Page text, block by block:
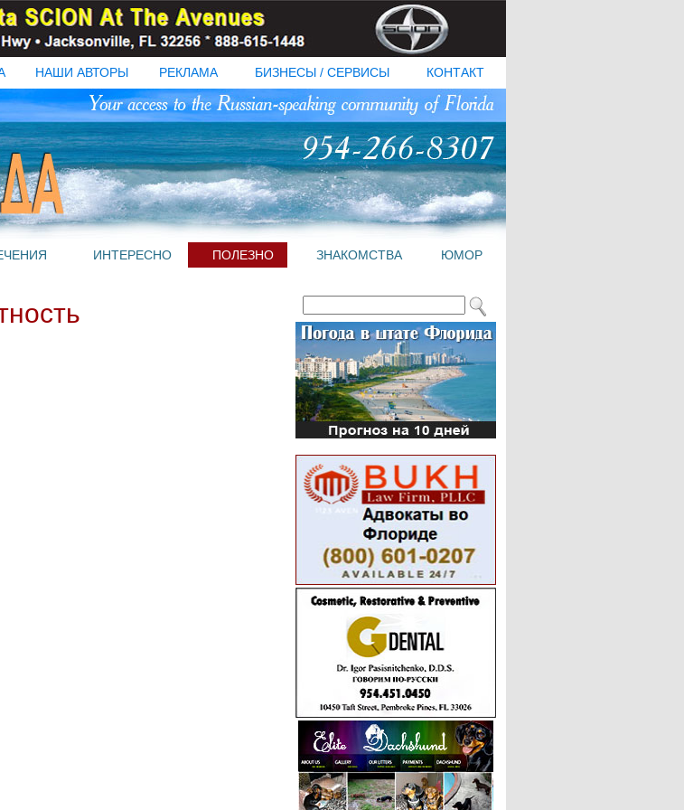
НАШИ АВТОРЫ РЕКЛАМА БИЗНЕСЫ / СЕРВИСЫ КОНТАКТ
ИНТЕРЕСНО ПОЛЕЗНО ЗНАКОМСТВА ЮМОР